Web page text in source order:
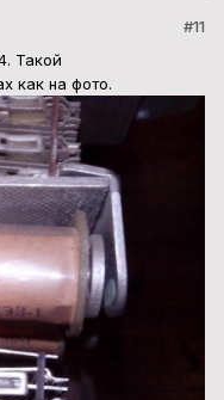
#11
Такой
как на фото.